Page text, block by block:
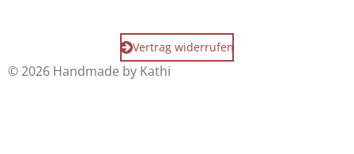
Vertrag widerrufen
© 2026 Handmade by Kathi